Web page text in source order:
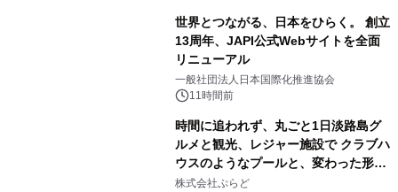
世界とつながる、日本をひらく。 創立
13周年、JAPI公式Webサイトを全面
リニューアル
一般社団法人日本国際化推進協会
11時間前
時間に追われず、丸ごと1日淡路島グ
ルメと観光、レジャー施設で クラブハ
ウスのようなプールと、変わった形の
サウナも 「THE BOXY AWAJI」のお
株式会社ぷらど